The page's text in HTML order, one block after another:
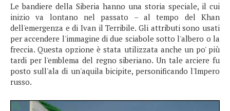
Le bandiere della Siberia hanno una storia speciale, il cui
inizio va lontano nel passato – al tempo del Khan
dell'emergenza e di Ivan il Terribile. Gli attributi sono usati
per accendere l'immagine di due sciabole sotto l'albero o la
freccia. Questa opzione è stata utilizzata anche un po' più
tardi per l'emblema del regno siberiano. Un tale arciere fu
posto sull'ala di un'aquila bicipite, personificando l'Impero
russo.